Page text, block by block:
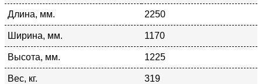
Длина, мм. 2250
Ширина, мм. 1170
Высота, мм. 1225
Вес, кг. 319